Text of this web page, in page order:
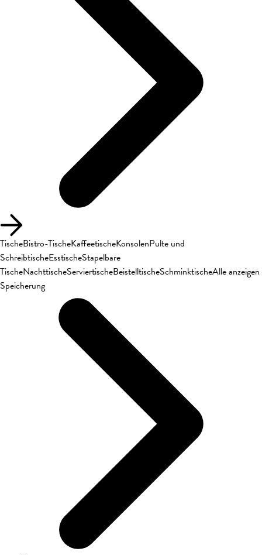
TischeBistro-TischeKaffeetischeKonsolenPulte und
SchreibtischeEsstischeStapelbare
TischeNachttischeServiertischeBeistelltischeSchminktischeAlle anzeigen
Speicherung